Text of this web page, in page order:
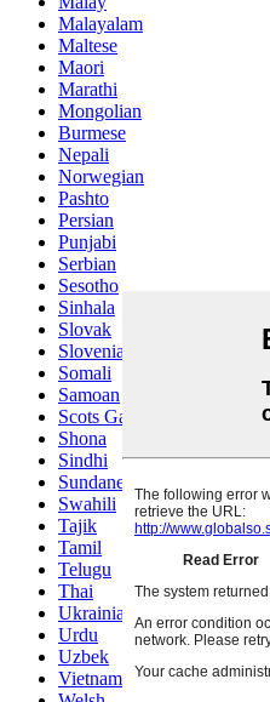
Malayalam
Maltese
Maori
Marathi
Mongolian
Burmese
Nepali
Norwegian
Pashto
Persian
Punjabi
Serbian
Sesotho
Sinhala
Slovak
Slovenian
Somali
Samoan
Scots Gaelic
Shona
Sindhi
Sundanese
Swahili
Tajik
Tamil
Telugu
Thai
Ukrainian
Urdu
Uzbek
Vietnamese